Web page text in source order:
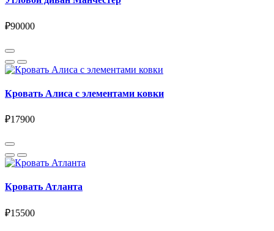
₽90000
Кровать Алиса с элементами ковки
₽17900
Кровать Атланта
₽15500